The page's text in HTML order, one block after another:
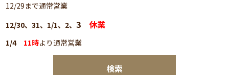
検索
12/29まで通常営業
12/30、31、1/1、2、3休業
1/4 11時より通常営業